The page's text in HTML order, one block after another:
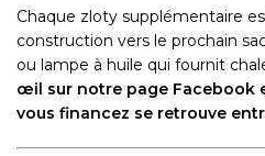
Chaque zloty supplémentaire
construction vers le prochain
ou lampe à huile qui fournit
œil sur notre page Facebook
vous financez se retrouve